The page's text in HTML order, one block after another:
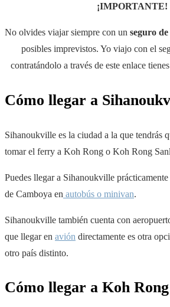
¡IMPORTANTE!
No olvides viajar siempre con un seguro
posibles imprevistos. Yo viajo con el
contratándolo a través de este enlace
Cómo llegar a
Sihanoukville es la ciudad a la que tendrás
tomar el ferry a Koh Rong o Koh Rong
Puedes llegar a Sihanoukville
de Camboya en autobús o minivan.
Sihanoukville también cuenta con
que llegar en avión directamente es otra
otro país distinto.
Cómo llegar a Koh